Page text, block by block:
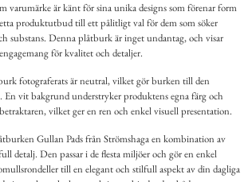
varumärke är känt för sina unika designs som förenar form
produktutbud till ett pålitligt val för dem som söker
substans. Denna plåtburk är inget undantag, och visar
för kvalitet och detaljer.
fotograferats är neutral, vilket gör burken till den
vit bakgrund understryker produktens egna färg och
vilket ger en ren och enkel visuell presentation.
Gullan Pads från Strömshaga en kombination av
detalj. Den passar i de flesta miljöer och gör en enkel
till en elegant och stilfull aspekt av din dagliga